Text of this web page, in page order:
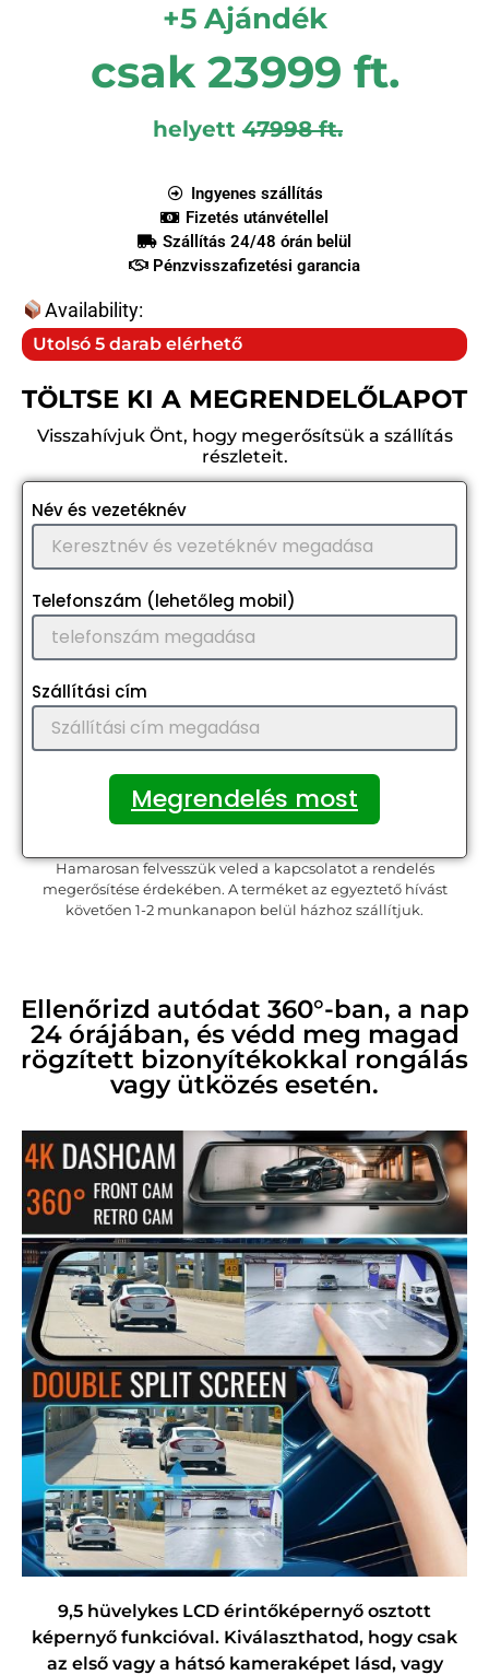
+5 Ajándék
csak 23999 ft.
helyett 47998 ft.
Ingyenes szállítás
Fizetés utánvétellel
Szállítás 24/48 órán belül
Pénzvisszafizetési garancia
Availability:
Utolsó 5 darab elérhető
TÖLTSE KI A MEGRENDELŐLAPOT
Visszahívjuk Önt, hogy megerősítsük a szállítás
részleteit.
Név és vezetéknév
Telefonszám (lehetőleg mobil)
Szállítási cím
Megrendelés most
Hamarosan felvesszük veled a kapcsolatot a rendelés
megerősítése érdekében. A terméket az egyeztető hívást
követően 1-2 munkanapon belül házhoz szállítjuk.
Ellenőrizd autódat 360°-ban, a nap
24 órájában, és védd meg magad
rögzített bizonyítékokkal rongálás
vagy ütközés esetén.
9,5 hüvelykes LCD érintőképernyő osztott
képernyő funkcióval. Kiválaszthatod, hogy csak
az első vagy a hátsó kameraképet lásd, vagy